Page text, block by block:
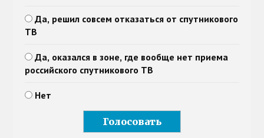
Да, решил совсем отказаться от спутникового
ТВ
Да, оказался в зоне, где вообще нет приема
российского спутникового ТВ
Нет